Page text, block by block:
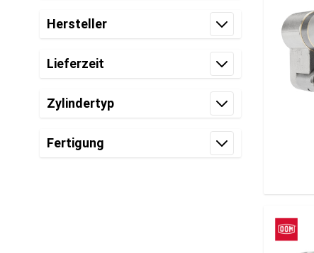
Hersteller
Lieferzeit
Zylindertyp
Fertigung